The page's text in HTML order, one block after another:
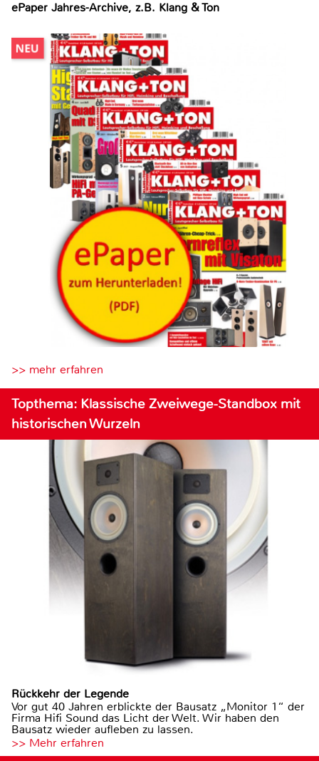
ePaper Jahres-Archive, z.B. Klang & Ton
>> mehr erfahren
Topthema: Klassische Zweiwege-Standbox mit
historischen Wurzeln
Rückkehr der Legende
Vor gut 40 Jahren erblickte der Bausatz „Monitor 1“ der
Firma Hifi Sound das Licht der Welt. Wir haben den
Bausatz wieder aufleben zu lassen.
>> Mehr erfahren